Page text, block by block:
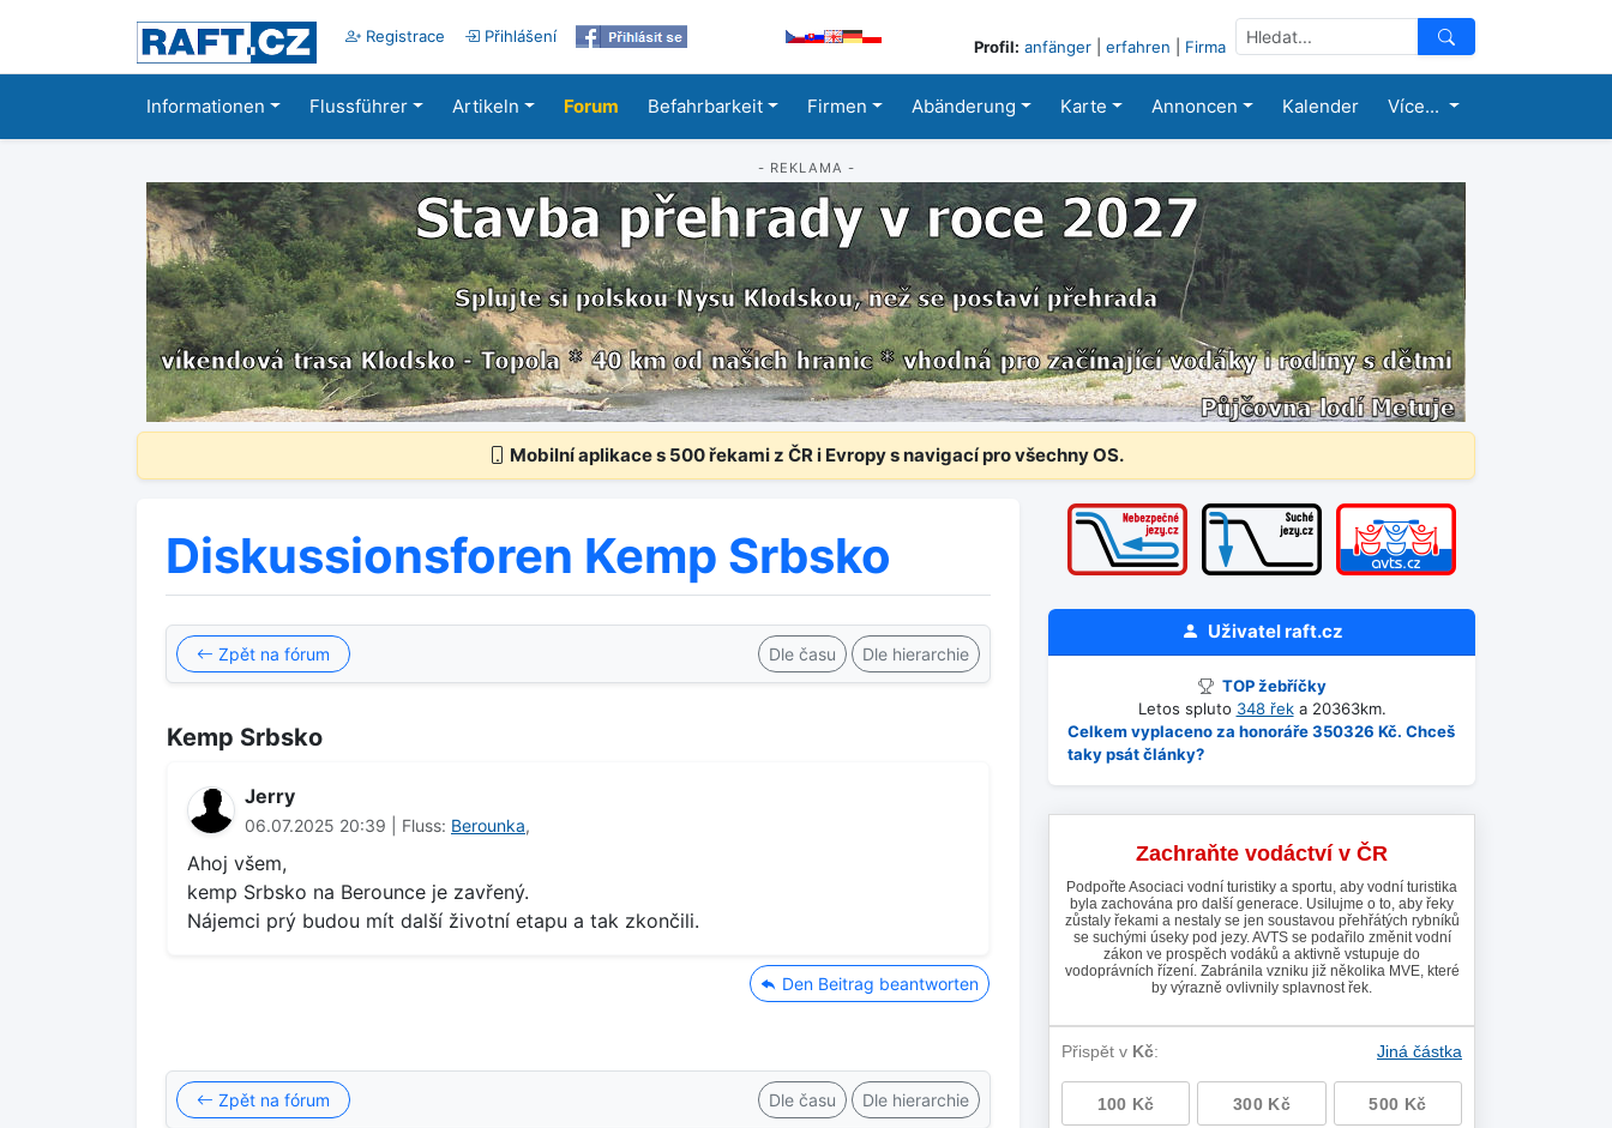
Registrace Přihlášení
Profil: anfänger erfahren Firma
Informationen Flussführer Artikeln Forum Befahrbarkeit Firmen Abänderung Karte Annoncen Kalender Více...
- REKLAMA -
Mobilní aplikace s 500 řekami z ČR i Evropy s navigací pro všechny OS.
Diskussionsforen Kemp Srbsko
Zpět na fórum Dle času Dle hierarchie
Kemp Srbsko
Jerry
06.07.2025 20:39 | Fluss: Berounka,
Ahoj všem,
kemp Srbsko na Berounce je zavřený.
Nájemci prý budou mít další životní etapu a tak zkončili.
Den Beitrag beantworten
Zpět na fórum Dle času Dle hierarchie
Uživatelraft.cz
TOP žebříčky
Letos spluto 348 řeka 20363km.
Celkem vyplaceno za honoráře 350326 Kč. Chceš
taky psát články?